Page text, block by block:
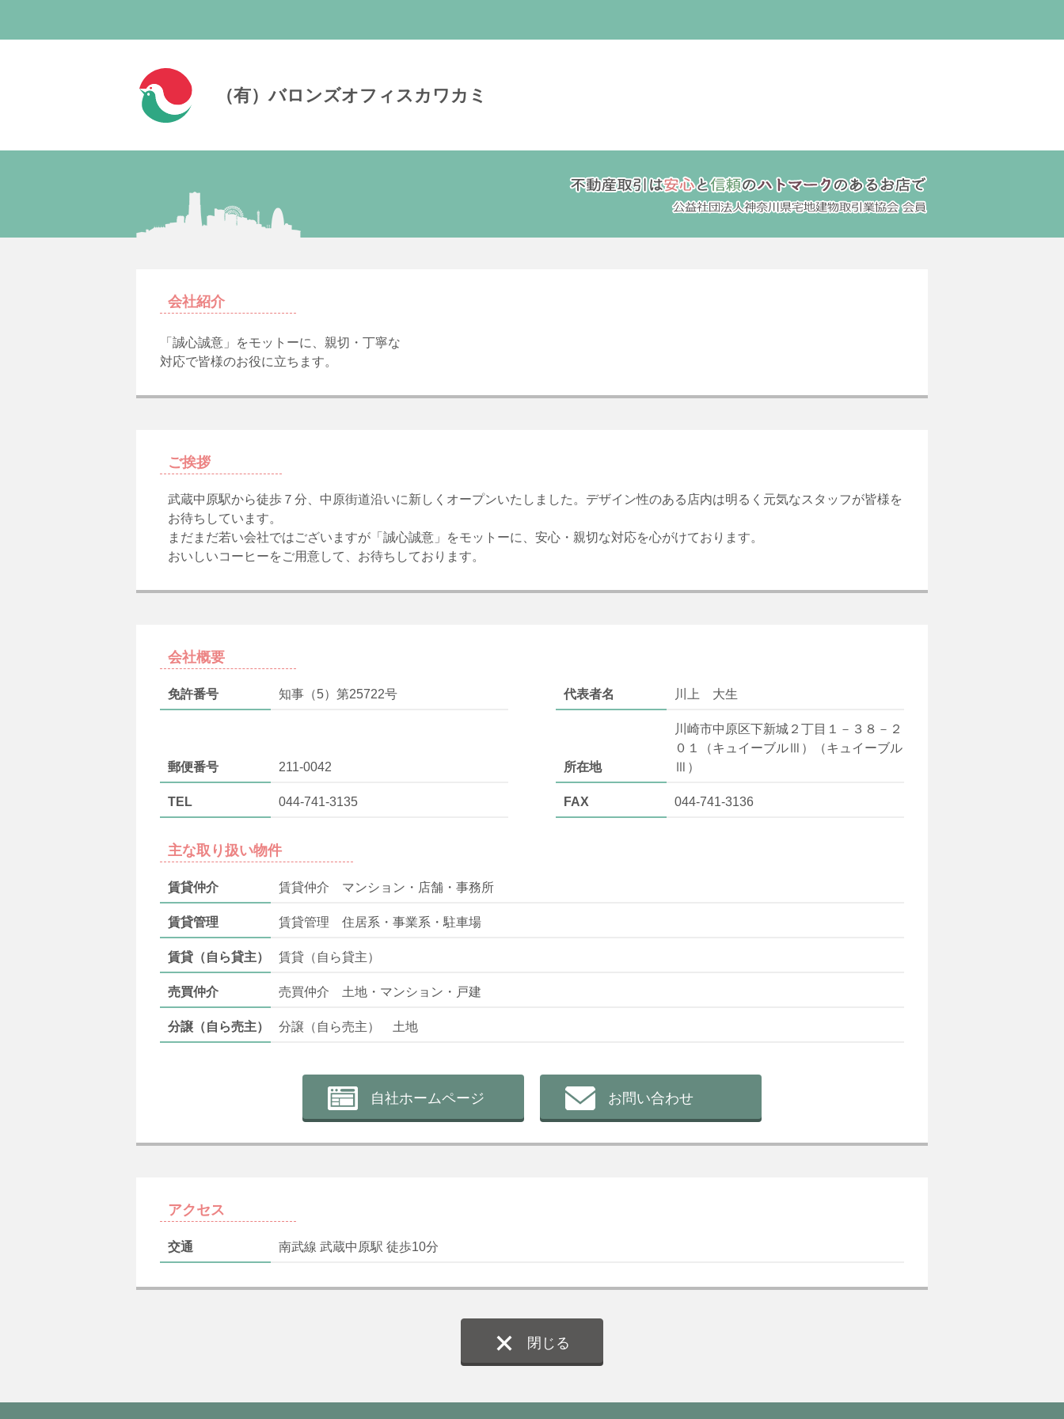
（有）バロンズオフィスカワカミ
会社紹介
「誠心誠意」をモットーに、親切・丁寧な
対応で皆様のお役に立ちます。
ご挨拶
武蔵中原駅から徒歩７分、中原街道沿いに新しくオープンいたしました。デザイン性のある店内は明るく元気なスタッフが皆様を
お待ちしています。
まだまだ若い会社ではございますが「誠心誠意」をモットーに、安心・親切な対応を心がけております。
おいしいコーヒーをご用意して、お待ちしております。
会社概要
免許番号 知事（5）第25722号 代表者名 川上 大生
郵便番号 211-0042 所在地
川崎市中原区下新城２丁目１－３８－２
０１（キュイーブルⅢ）（キュイーブル
Ⅲ）
TEL 044-741-3135 FAX 044-741-3136
主な取り扱い物件
賃貸仲介 賃貸仲介 マンション・店舗・事務所
賃貸管理 賃貸管理 住居系・事業系・駐車場
賃貸（自ら貸主） 賃貸（自ら貸主）
売買仲介 売買仲介 土地・マンション・戸建
分譲（自ら売主） 分譲（自ら売主） 土地
自社ホームページ お問い合わせ
アクセス
交通 南武線 武蔵中原駅 徒歩10分
閉じる